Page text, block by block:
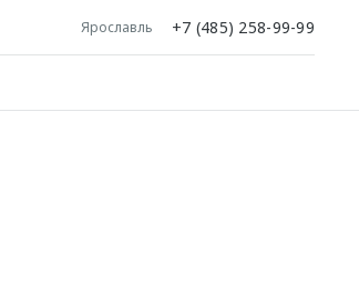
Ярославль +7 (485) 258-99-99